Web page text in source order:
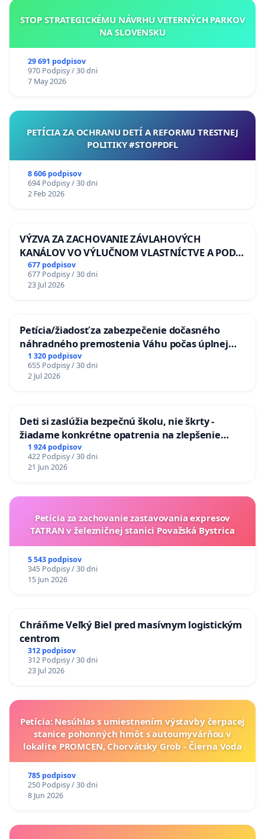
STOP STRATEGICKÉMU NÁVRHU VETERNÝCH PARKOV
NA SLOVENSKU
29 691 podpisov
970 Podpisy / 30 dni
7 May 2026
PETÍCIA ZA OCHRANU DETÍ A REFORMU TRESTNEJ
POLITIKY #STOPPDFL
8 606 podpisov
694 Podpisy / 30 dni
2 Feb 2026
VÝZVA ZA ZACHOVANIE ZÁVLAHOVÝCH
KANÁLOV VO VÝLUČNOM VLASTNÍCTVE A POD
KONTROLOU SLOVENSKEJ REPUBLIKY & žiadosť
na riešenie zanedbaného stavu závlahových a
odvodňovacích kanálov na Slovensku
677 podpisov
677 Podpisy / 30 dni
23 Jul 2026
Petícia/žiadosť za zabezpečenie dočasného
náhradného premostenia Váhu počas úplnej
uzávery Vážskeho mosta v Komárne
1 320 podpisov
655 Podpisy / 30 dni
2 Jul 2026
Deti si zaslúžia bezpečnú školu, nie škrty -
žiadame konkrétne opatrenia na zlepšenie
situácie v školstve
1 924 podpisov
422 Podpisy / 30 dni
21 Jun 2026
Petícia za zachovanie zastavovania expresov
TATRAN v železničnej stanici Považská Bystrica
5 543 podpisov
345 Podpisy / 30 dni
15 Jun 2026
Chráňme Veľký Biel pred masívnym logistickým
centrom
312 podpisov
312 Podpisy / 30 dni
23 Jul 2026
Petícia: Nesúhlas s umiestnením výstavby čerpacej
stanice pohonných hmôt s autoumyvárňou v
lokalite PROMCEN, Chorvátsky Grob - Čierna Voda
785 podpisov
250 Podpisy / 30 dni
8 Jun 2026